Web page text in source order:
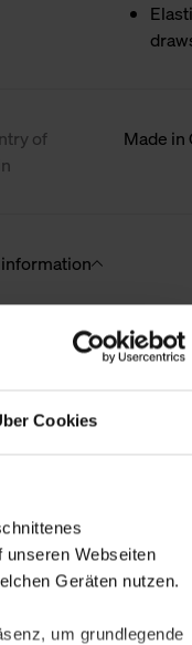
Cookies
Webseiten
Geräten nutzen.
um grundlegende
of
Made in